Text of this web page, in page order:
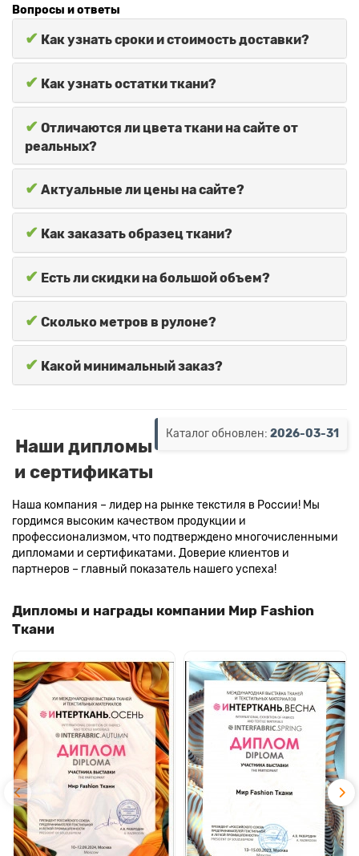
Вопросы и ответы
✔ Как узнать сроки и стоимость доставки?
✔ Как узнать остатки ткани?
✔ Отличаются ли цвета ткани на сайте от
реальных?
✔ Актуальные ли цены на сайте?
✔ Как заказать образец ткани?
✔ Есть ли скидки на большой объем?
✔ Сколько метров в рулоне?
✔ Какой минимальный заказ?
Каталог обновлен: 2026-03-31
Наши дипломы
и сертификаты
Наша компания – лидер на рынке текстиля в России! Мы
гордимся высоким качеством продукции и
профессионализмом, что подтверждено многочисленными
дипломами и сертификатами. Доверие клиентов и
партнеров – главный показатель нашего успеха!
Дипломы и награды компании Мир Fashion
Ткани